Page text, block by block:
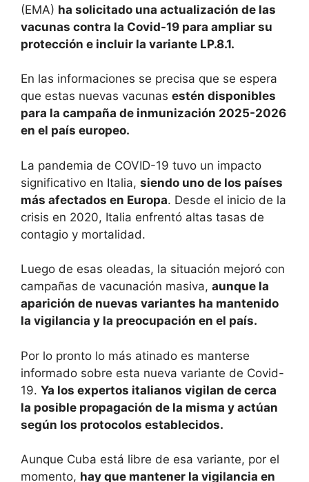
(EMA) ha solicitado una actualización de las
vacunas contra la Covid-19 para ampliar su
protección e incluir la variante LP.8.1.
En las informaciones se precisa que se espera
que estas nuevas vacunas estén disponibles
para la campaña de inmunización 2025-2026
en el país europeo.
La pandemia de COVID-19 tuvo un impacto
significativo en Italia, siendo uno de los países
más afectados en Europa. Desde el inicio de la
crisis en 2020, Italia enfrentó altas tasas de
contagio y mortalidad.
Luego de esas oleadas, la situación mejoró con
campañas de vacunación masiva, aunque la
aparición de nuevas variantes ha mantenido
la vigilancia y la preocupación en el país.
Por lo pronto lo más atinado es manterse
informado sobre esta nueva variante de Covid-
19. Ya los expertos italianos vigilan de cerca
la posible propagación de la misma y actúan
según los protocolos establecidos.
Aunque Cuba está libre de esa variante, por el
momento, hay que mantener la vigilancia en